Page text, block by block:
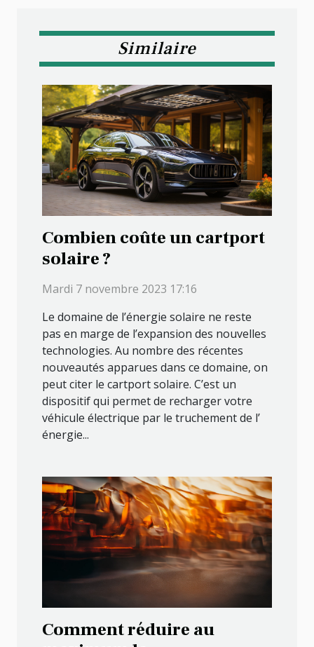
Similaire
Combien coûte un cartport
solaire ?
Mardi 7 novembre 2023 17:16
Le domaine de l’énergie solaire ne reste
pas en marge de l’expansion des nouvelles
technologies. Au nombre des récentes
nouveautés apparues dans ce domaine, on
peut citer le cartport solaire. C’est un
dispositif qui permet de recharger votre
véhicule électrique par le truchement de l’
énergie...
Comment réduire au